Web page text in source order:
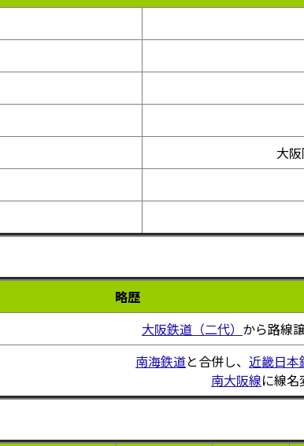
大
略歴
大阪鉄道（二代） から路線
南海鉄道と合併し、 近畿日本
南大阪線に線名